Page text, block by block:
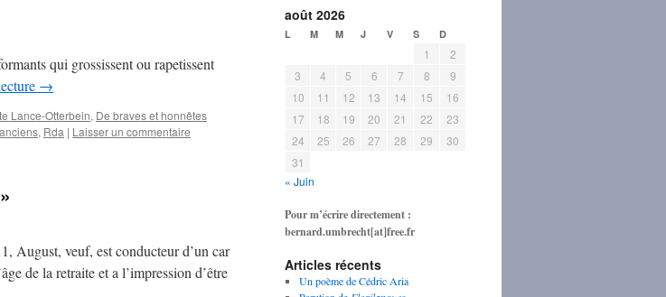
qui grossissent ou rapetissent
→
Lance-Otterbein, De braves et honnêtes
, Rda | Laisser un commentaire
August, veuf, est conducteur d’un car
de la retraite et a l’impression d’être
août 2026
L M M J V S D
1
2
3
4 5 6 7 8
9
10
11 12 13 14 15
16
17
18 19 20 21 22
23
24
25 26 27 28 29
30
31
« Juin
Pour m’écrire directement :
bernard.umbrecht[at]free.fr
Articles récents
Un poème de Cédric Aria